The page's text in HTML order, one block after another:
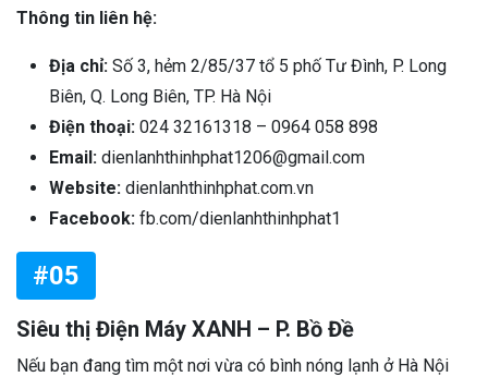
Thông tin liên hệ:
Địa chỉ: Số 3, hẻm 2/85/37 tổ 5 phố Tư Đình, P. Long
Biên, Q. Long Biên, TP. Hà Nội
Điện thoại: 024 32161318 – 0964 058 898
Email: dienlanhthinhphat1206@gmail.com
Website: dienlanhthinhphat.com.vn
Facebook: fb.com/dienlanhthinhphat1
#05
Siêu thị Điện Máy XANH – P. Bồ Đề
Nếu bạn đang tìm một nơi vừa có bình nóng lạnh ở Hà Nội